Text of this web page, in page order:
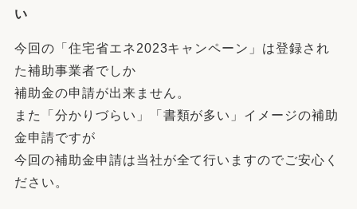
い
今回の「住宅省エネ2023キャンペーン」は登録され
た補助事業者でしか
補助金の申請が出来ません。
また「分かりづらい」「書類が多い」イメージの補助
金申請ですが
今回の補助金申請は当社が全て行いますのでご安心く
ださい。